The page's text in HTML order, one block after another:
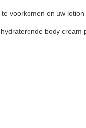
voorkomen en uw
body cream